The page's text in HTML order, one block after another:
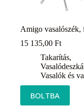
Amigo vasalószék,
15 135,00 Ft
Takarítás,
Vasalók és
BOLTBA